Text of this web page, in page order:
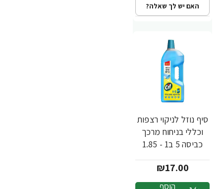
האם יש לך שאלה?
סיף נוזל לניקוי רצפות
וכללי בניחוח מרכך
כביסה 5 ב1 - 1.85
₪17.00
הוסף